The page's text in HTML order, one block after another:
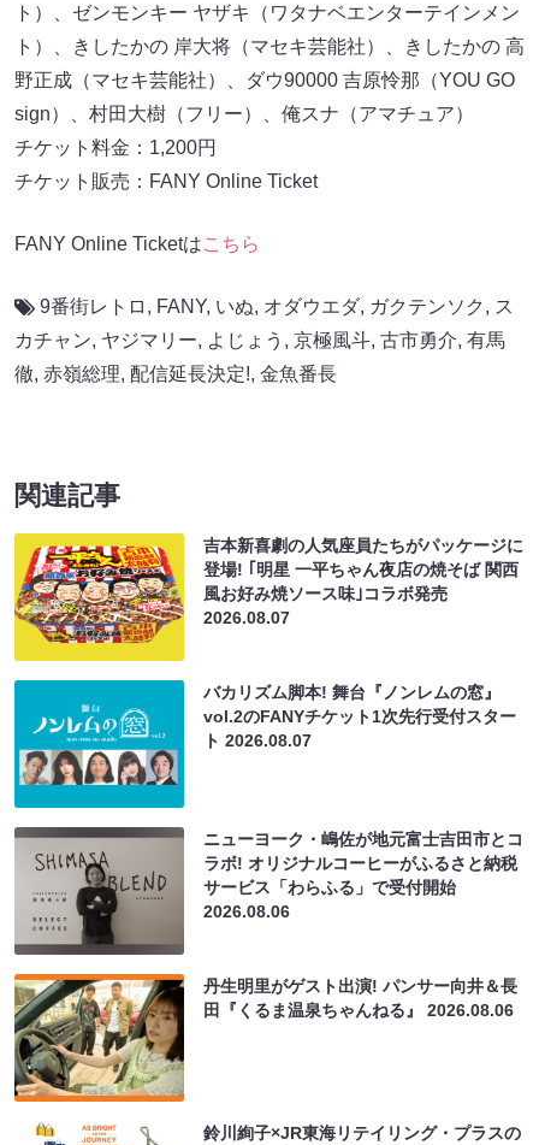
ト）、ゼンモンキー ヤザキ（ワタナベエンターテインメン
ト）、きしたかの 岸大将（マセキ芸能社）、きしたかの 高
野正成（マセキ芸能社）、ダウ90000 吉原怜那（YOU GO
sign）、村田大樹（フリー）、俺スナ（アマチュア）
チケット料金：1,200円
チケット販売：FANY Online Ticket
FANY Online Ticketはこちら
9番街レトロ , FANY, いぬ, オダウエダ, ガクテンソク , ス
カチャン, ヤジマリー, よじょう , 京極風斗, 古市勇介, 有馬
徹, 赤嶺総理, 配信延長決定!, 金魚番長
関連記事
吉本新喜劇の人気座員たちがパッケージに
登場! ｢明星 一平ちゃん夜店の焼そば 関西
風お好み焼ソース味｣コラボ発売
2026.08.07
バカリズム脚本! 舞台『ノンレムの窓』
vol.2のFANYチケット1次先行受付スター
ト2026.08.07
ニューヨーク・嶋佐が地元富士吉田市とコ
ラボ! オリジナルコーヒーがふるさと納税
サービス「わらふる」で受付開始
2026.08.06
丹生明里がゲスト出演! パンサー向井＆長
田『くるま温泉ちゃんねる』2026.08.06
鈴川絢子×JR東海リテイリング・プラスの